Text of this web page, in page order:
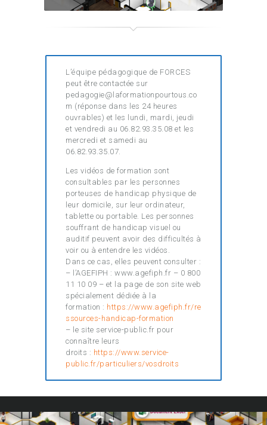
L’équipe pédagogique de FORCES
peut être contactée sur
pedagogie@laformationpourtous.co
m (réponse dans les 24 heures
ouvrables) et les lundi, mardi, jeudi
et vendredi au 06.82.93.35.08 et les
mercredi et samedi au
06.82.93.35.07.
Les vidéos de formation sont
consultables par les personnes
porteuses de handicap physique de
leur domicile, sur leur ordinateur,
tablette ou portable. Les personnes
souffrant de handicap visuel ou
auditif peuvent avoir des difficultés à
voir ou à entendre les vidéos.
Dans ce cas, elles peuvent consulter :
– l’AGEFIPH : www.agefiph.fr – 0 800
11 10 09 – et la page de son site web
spécialement dédiée à la
formation : https://www.agefiph.fr/re
ssources-handicap-formation
– le site service-public.fr pour
connaître leurs
droits : https://www.service-
public.fr/particuliers/vosdroits